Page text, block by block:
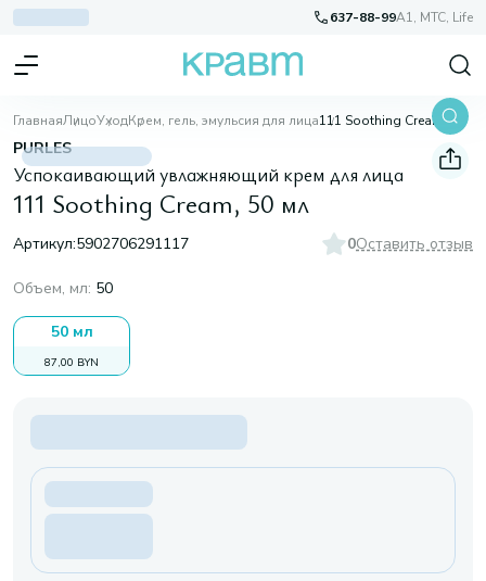
637-88-99A1, МТС, Life
ГлавнаяЛицоУходКрем, гель, эмульсия для лица 111 Soothing Cream, 50 мл
PURLES
Успокаивающий увлажняющий крем для лица
111 Soothing Cream, 50 мл
Артикул:5902706291117 0Оставить отзыв
Объем, мл: 50
50 мл
87,00 BYN